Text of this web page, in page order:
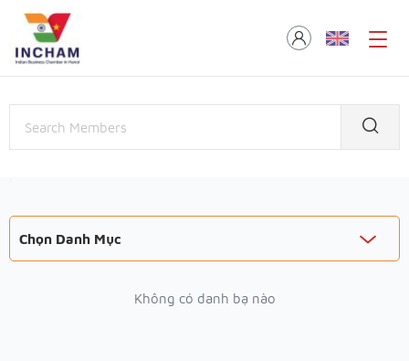
Chọn Danh Mục
Không có danh bạ nào